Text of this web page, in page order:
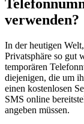
verwenden?
In der heutigen
Privatsphäre so gut
temporären
diejenigen, die um
einen kostenlosen
SMS online
angeben müssen.